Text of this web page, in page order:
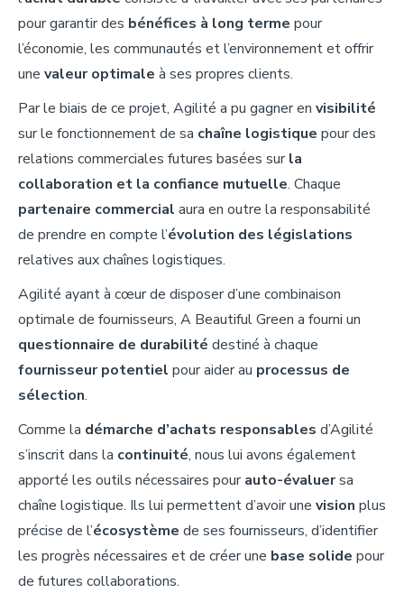
pour garantir des bénéfices à long terme pour
l’économie, les communautés et l’environnement et offrir
une valeur optimale à ses propres clients.
Par le biais de ce projet, Agilité a pu gagner en visibilité
sur le fonctionnement de sa chaîne logistique pour des
relations commerciales futures basées surla
collaboration et la confiance mutuelle. Chaque
partenaire commercial aura en outre la responsabilité
de prendre en compte l’évolution des législations
relatives aux chaînes logistiques.
Agilité ayant à cœur de disposer d’une combinaison
optimale de fournisseurs, A Beautiful Green a fourni un
questionnaire de durabilité destiné à chaque
fournisseur potentiel pour aider au processus de
sélection.
Comme la démarche d’achats responsables d’Agilité
s’inscrit dans la continuité, nous lui avons également
apporté les outils nécessaires pourauto-évaluersa
chaîne logistique. Ils lui permettent d’avoir une vision plus
précise de l’écosystème de ses fournisseurs, d’identifier
les progrès nécessaires et de créer une base solide pour
de futures collaborations.